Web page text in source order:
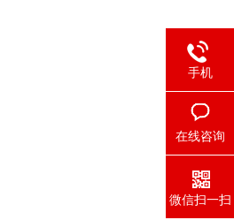
手机
在线咨询
微信扫一扫